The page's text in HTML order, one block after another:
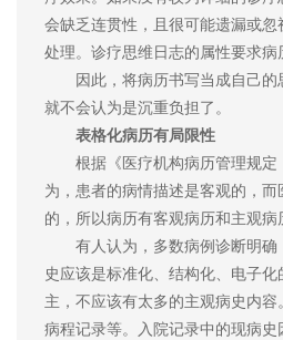
会缺乏连贯性，且很可能遗漏或
处理。诊疗思维日志的属性要求病
因此，将病历书写当成自己的
就不会认为是沉重负担了。
表格化病历有局限性
根据《医疗机构病历管理规定
为，患者的病情描述是客观的，
的，所以病历有客观病历和主观病
有人认为，多数病例诊断明确
史应该是标准化、结构化、电子
主，不应该有太多的主观病史内容
病程记录等。入院记录中的现病